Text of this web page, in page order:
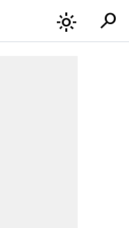
light_mode search